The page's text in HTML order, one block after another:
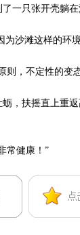
只张开壳躺在
沙滩这样的环
，不定性的变
扶摇直上重返
常健康！”